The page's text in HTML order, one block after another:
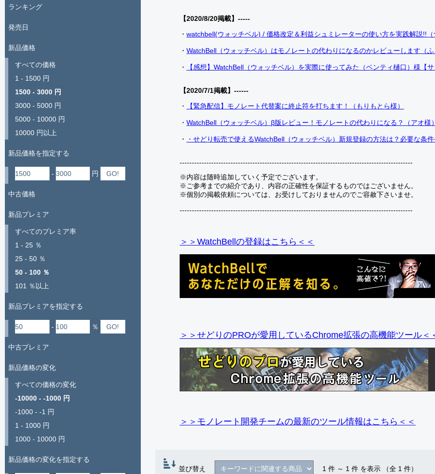
【2020/8/20掲載】-----
・ watchbell(ウォッチベル) / 価格改定＆利益シュミレーターの使い方を実践解説!!
・ WatchBell（ウォッチベル）はモノレートの代わりになるのかレビューします（
・ 【感想】WatchBell（ウォッチベル）を実際に使ってみた（ベンティ樋口）様【
【2020/7/1掲載】------
・
【緊急配信】モノレート代替案に終止符を打ちます！（もりもとら様）
・ WatchBell（ウォッチベル）β版レビュー！モノレートの代わりになる？（アオ様
・ ・せどり転売で使えるWatchBell（ウォッチベル）新規登録の方法は？必要な条
------------------------------------------------------------------------------------------------
※内容は随時追加していく予定でございます。
※ご参考までの紹介であり、内容の正確性を保証するものではございません。
※個別の掲載依頼については、お受けしておりませんのでご容赦下さいませ。
------------------------------------------------------------------------------------------------
＞＞WatchBellの登録はこちら＜＜
＞＞せどりのPROが愛用しているChrome拡張の高機能ツール＜
＞＞モノレート開発チームの最新のツール情報はこちら＜＜
並び替え 1 件 ～ 1 件 を表示 （全 1 件）
ランキング
発売日
新品価格
すべての価格
1 - 1500 円
1500 - 3000 円
3000 - 5000 円
5000 - 10000 円
10000 円以上
新品価格を指定する
- 円
中古価格
新品プレミア
すべてのプレミア率
1 - 25 ％
25 - 50 ％
50 - 100 ％
101 ％以上
新品プレミアを指定する
- ％
中古プレミア
新品価格の変化
すべての価格の変化
-10000 - -1000 円
-1000 - -1 円
1 - 1000 円
1000 - 10000 円
新品価格の変化を指定する